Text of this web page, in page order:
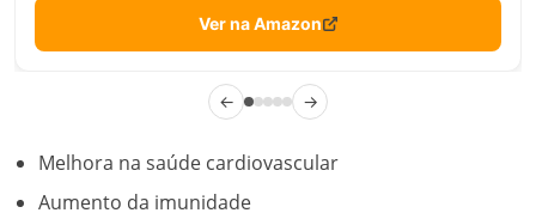
Ver na Amazon
← →
Melhora na saúde cardiovascular
Aumento da imunidade